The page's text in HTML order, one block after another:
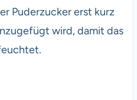
Puderzucker erst kurz
wird, damit das